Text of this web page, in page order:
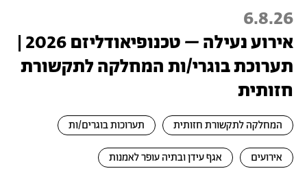
6.8.26
אירוע נעילה – טכנופיאודליזם 2026 |
תערוכת בוגרי/ות המחלקה לתקשורת
חזותית
המחלקה לתקשורת חזותית תערוכות בוגרים/ות
אירועים אגף עידן ובתיה עופר לאמנות